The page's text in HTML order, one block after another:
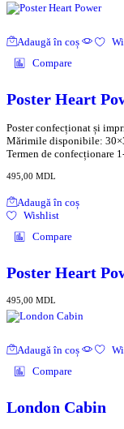
Adaugă în coș
Compare
Poster Heart
Poster confecționat și
Mărimile disponibile:
Termen de confecționare
495,00 MDL
Adaugă în coș
Wishlist
Compare
Poster Heart
495,00 MDL
Adaugă în coș
Compare
London Cabin